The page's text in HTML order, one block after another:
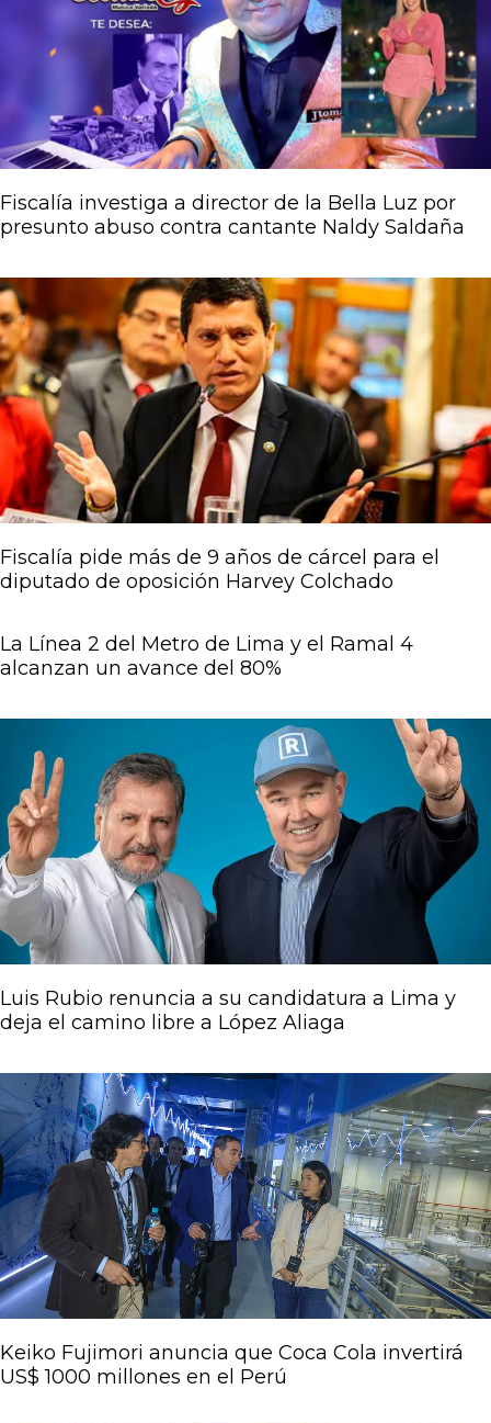
Fiscalía investiga a director de la Bella Luz por
presunto abuso contra cantante Naldy Saldaña
Fiscalía pide más de 9 años de cárcel para el
diputado de oposición Harvey Colchado
La Línea 2 del Metro de Lima y el Ramal 4
alcanzan un avance del 80%
Luis Rubio renuncia a su candidatura a Lima y
deja el camino libre a López Aliaga
Keiko Fujimori anuncia que Coca Cola invertirá
US$ 1000 millones en el Perú
PáginaPágina
Página
Página
Página